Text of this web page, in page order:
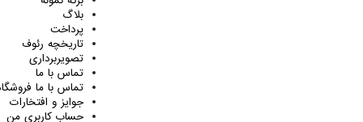
بلاگ
پرداخت
تاریخچه رئوف
تصویربرداری
تماس با ما
تماس با ما
جوایز و افتخارات
حساب کاربری من
به پشتوانه تخصص و تعهد، در کنار شما هستیم.